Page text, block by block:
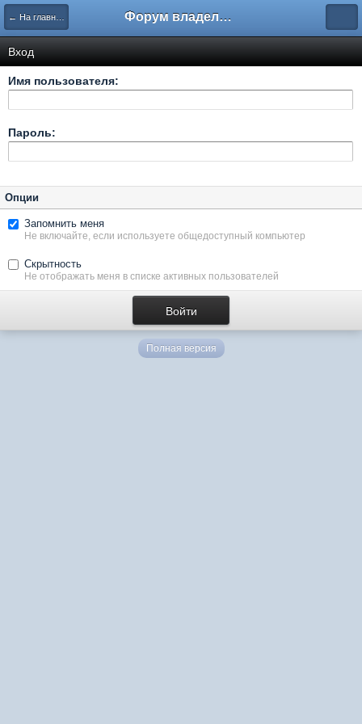
← На главную Форум владельцев интернет-магазинов
Вход
Имя пользователя:
Пароль:
Опции
Запомнить меня
Не включайте, если используете общедоступный компьютер
Скрытность
Не отображать меня в списке активных пользователей
Полная версия